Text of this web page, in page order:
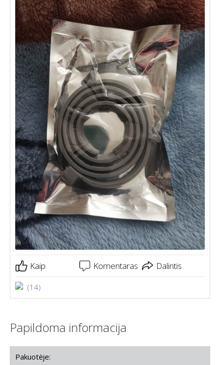
Kaip Komentaras Dalintis
(14)
Papildoma informacija
Pakuotėje: